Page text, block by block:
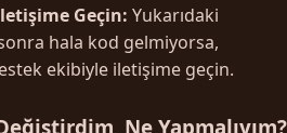
Geçin: Yukarıdaki
hala kod gelmiyorsa,
ekibiyle iletişime geçin.
Ne Yapmalıyım?